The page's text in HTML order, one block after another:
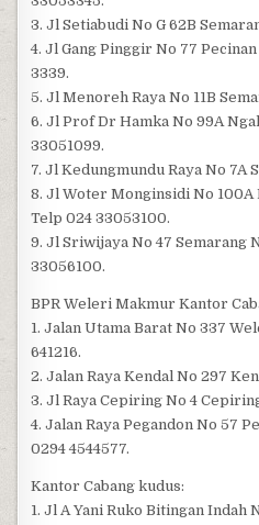
3. Jl Setiabudi No G 62B
4. Jl Gang Pinggir No 77
3339.
5. Jl Menoreh Raya No 11B
6. Jl Prof Dr Hamka No 99A
33051099.
7. Jl Kedungmundu Raya No 7A
8. Jl Woter Monginsidi No 100A
Telp 024 33053100.
9. Jl Sriwijaya No 47 Semarang
33056100.
BPR Weleri Makmur Kantor
1. Jalan Utama Barat No 337
641216.
2. Jalan Raya Kendal No 297
3. Jl Raya Cepiring No 4
4. Jalan Raya Pegandon No 57
0294 4544577.
Kantor Cabang kudus:
1. Jl A Yani Ruko Bitingan Indah